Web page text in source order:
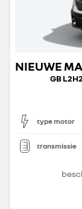
GB
type motor
transmissie